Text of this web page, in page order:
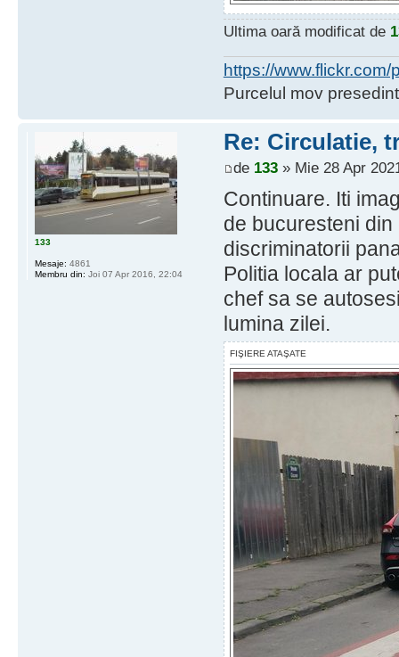
Ultima oară modificat de
https://
Purcelul mov
Re: Circulatie,
de 133» Mie 28 Apr
Continuare. Iti
de bucuresteni
discriminatorii
Politia locala ar
chef sa se
lumina zilei.
FIŞIERE ATAŞATE
133
Mesaje: 4861
Membru din: Joi 07 Apr 2016, 22:04